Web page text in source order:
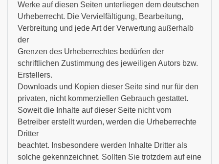
Werke auf diesen Seiten unterliegen dem deutschen
Urheberrecht. Die Vervielfältigung, Bearbeitung,
Verbreitung und jede Art der Verwertung außerhalb
der
Grenzen des Urheberrechtes bedürfen der
schriftlichen Zustimmung des jeweiligen Autors bzw.
Erstellers.
Downloads und Kopien dieser Seite sind nur für den
privaten, nicht kommerziellen Gebrauch gestattet.
Soweit die Inhalte auf dieser Seite nicht vom
Betreiber erstellt wurden, werden die Urheberrechte
Dritter
beachtet. Insbesondere werden Inhalte Dritter als
solche gekennzeichnet. Sollten Sie trotzdem auf eine